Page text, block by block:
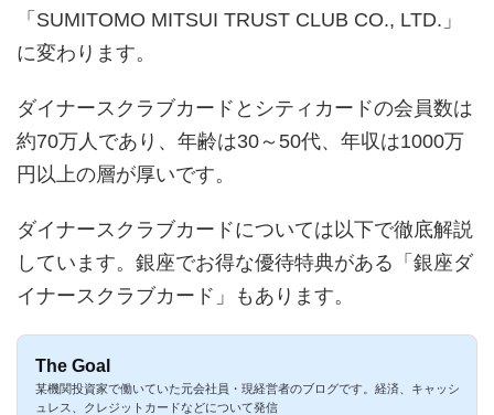
「SUMITOMO MITSUI TRUST CLUB CO., LTD.」
に変わります。
ダイナースクラブカードとシティカードの会員数は
約70万人であり、年齢は30～50代、年収は1000万
円以上の層が厚いです。
ダイナースクラブカードについては以下で徹底解説
しています。銀座でお得な優待特典がある「銀座ダ
イナースクラブカード」もあります。
The Goal
某機関投資家で働いていた元会社員・現経営者のブログです。経済、キャッシ
ュレス、クレジットカードなどについて発信